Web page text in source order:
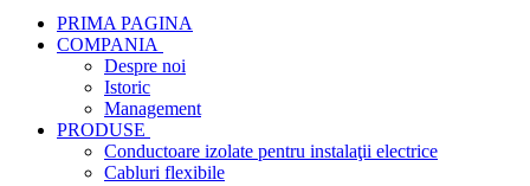
PRIMA PAGINA
COMPANIA
Despre noi
Istoric
Management
PRODUSE
Conductoare izolate pentru instalaţii electrice
Cabluri flexibile